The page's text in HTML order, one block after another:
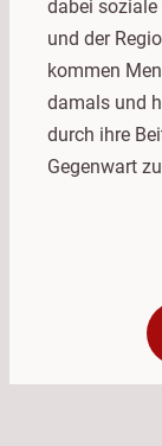
dabei soziale
und der
kommen
damals und
durch ihre
Gegenwart